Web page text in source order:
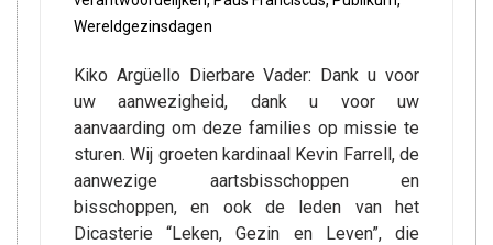
Wereldgezinsdagen
Kiko Argüello Dierbare Vader: Dank u voor
uw aanwezigheid, dank u voor uw
aanvaarding om deze families op missie te
sturen. Wij groeten kardinaal Kevin Farrell, de
aanwezige aartsbisschoppen en
bisschoppen, en ook de leden van het
Dicasterie “Leken, Gezin en Leven”, die